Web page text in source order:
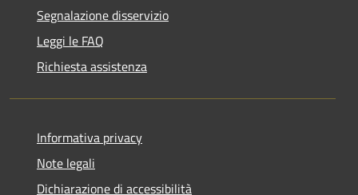
Segnalazione disservizio
Leggi le FAQ
Richiesta assistenza
Informativa privacy
Note legali
Dichiarazione di accessibilità